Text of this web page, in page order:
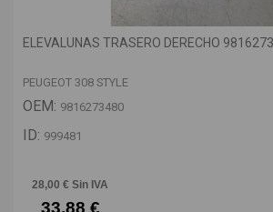
ELEVALUNAS TRASERO DERECHO
PEUGEOT 308 STYLE
OEM: 9816273480
ID: 999481
28,00 € Sin IVA
33,88 €